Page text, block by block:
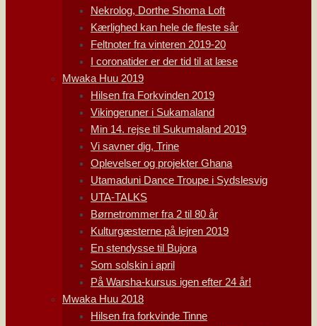
Nekrolog, Dorthe Shoma Loft
Kærlighed kan hele de fleste sår
Feltnoter fra vinteren 2019-20
I coronatider er der tid til at læse
Mwaka Huu 2019
Hilsen fra Forkvinden 2019
Vikingeruner i Sukamaland
Min 14. rejse til Sukumaland 2019
Vi savner dig, Trine
Oplevelser og projekter Ghana
Utamaduni Dance Troupe i Sydslesvig
UTA-TALKS
Børnetrommer fra 2 til 80 år
Kulturgæsterne på lejren 2019
En stendysse til Bujora
Som solskin i april
På Warsha-kursus igen efter 24 år!
Mwaka Huu 2018
Hilsen fra forkvinde Tinne